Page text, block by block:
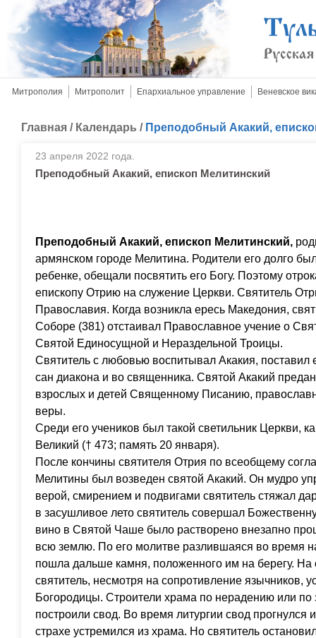
Митрополия Митрополит Епархиальное управление Веневское
Главная / Календарь / Преподобный Акакий,
23 апреля 2022 года.
Преподобный Акакий, епископ Мелитинский
Преподобный Акакий, епископ Мелитинский,
армянском городе Мелитина. Родители его долго
ребенке, обещали посвятить его Богу. Поэтому
епископу Отрию на служение Церкви. Святитель
Православия. Когда возникла ересь Македония,
Соборе (381) отстаивал Православное учение о
Святой Единосущной и Нераздельной Троицы.
Святитель с любовью воспитывал Акакия, поставил
сан диакона и во священника. Святой Акакий
взрослых и детей Священному Писанию,
веры.
Среди его учеников был такой светильник Церкви,
Великий († 473; память 20 января).
После кончины святителя Отрия по всеобщему
Мелитины был возведен святой Акакий. Он мудро
верой, смирением и подвигами святитель стяжал
в засушливое лето святитель совершал
вино в Святой Чаше было растворено внезапно
всю землю. По его молитве разлившаяся во время
пошла дальше камня, положенного им на берегу. На
святитель, несмотря на сопротивление язычников,
Богородицы. Строители храма по нерадению или
построили свод. Во время литургии свод прогнулся
страхе устремился из храма. Но святитель